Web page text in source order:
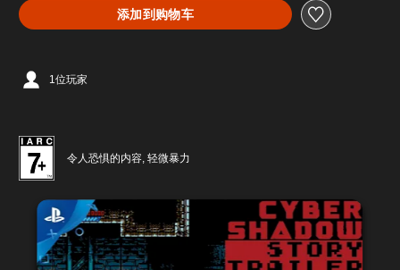
添加到购物车
1位玩家
令人恐惧的内容, 轻微暴力